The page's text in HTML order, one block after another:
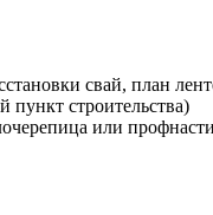
свай, план
пункт строительства)
или